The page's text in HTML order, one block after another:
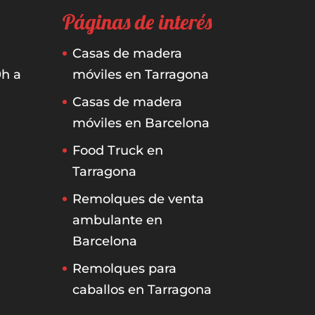
a
Páginas de interés
Casas de madera
móviles en Tarragona
Casas de madera
móviles en Barcelona
Food Truck en
Tarragona
Remolques de venta
ambulante en
Barcelona
Remolques para
caballos en Tarragona